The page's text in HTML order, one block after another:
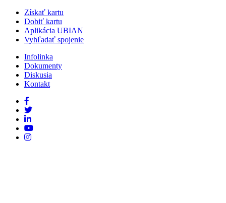
Získať kartu
Dobiť kartu
Aplikácia UBIAN
Vyhľadať spojenie
Infolinka
Dokumenty
Diskusia
Kontakt